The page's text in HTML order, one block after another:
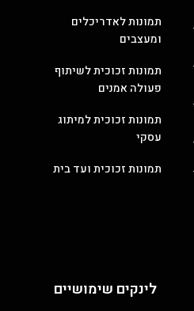
תמונות לאדריכלים
ומעצבים
תמונות זכוכית לשיתוף
פעולה אמנים
תמונות זכוכית למיתוג
עסקי
תמונות זכוכית ועד בית
לינקים שימושיים